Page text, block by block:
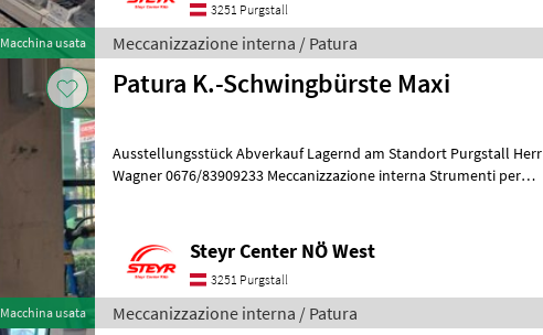
Macchina usata
3251 Purgstall
Meccanizzazione interna / Patura
Macchina usata
Patura K.-Schwingbürste Maxi
Ausstellungsstück Abverkauf Lagernd am Standort Purgstall Herr
Wagner 0676/83909233 Meccanizzazione interna Strumenti per
Steyr Center NÖ West
3251 Purgstall
Meccanizzazione interna / Patura